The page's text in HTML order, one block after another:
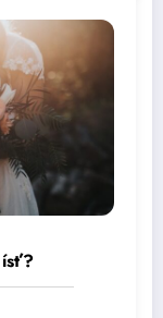
ísť?